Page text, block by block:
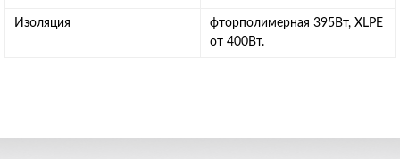
Изоляция
фторполимерная 395Вт, XLPE
от 400Вт.